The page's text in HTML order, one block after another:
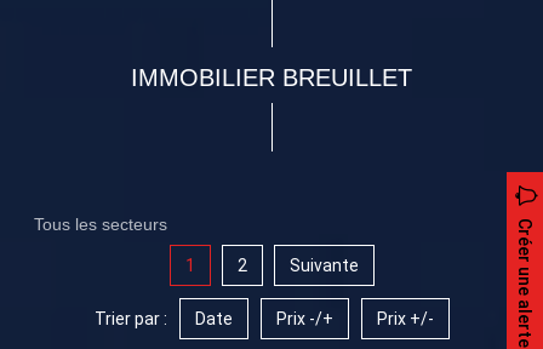
IMMOBILIER BREUILLET
Tous les secteurs Créer une alerte
1 2 Suivante
Trier par : Date Prix -/+ Prix +/-